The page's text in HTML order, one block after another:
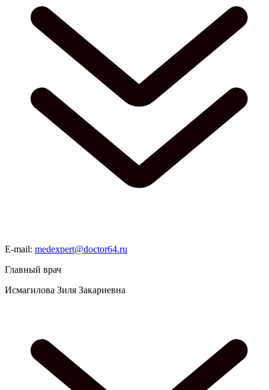
E-mail: medexpert@doctor64.ru
Главный врач
Исмагилова Зиля Закариевна